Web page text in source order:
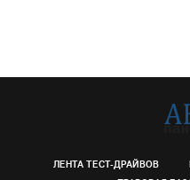
ЛЕНТА ТЕСТ-ДРАЙВОВ